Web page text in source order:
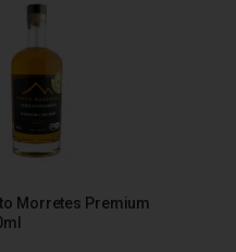
Morretes Premium